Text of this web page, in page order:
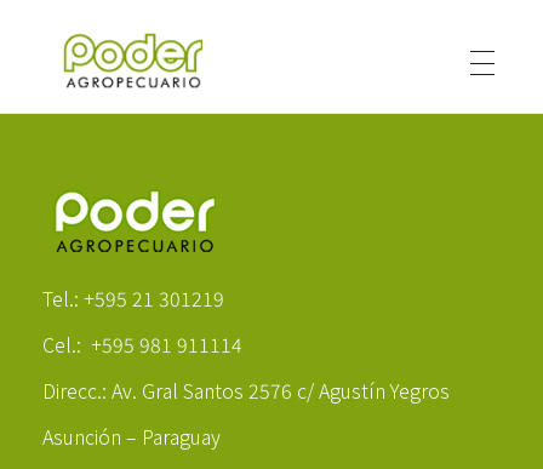
Tel.: +595 21 301219
Cel.: +595 981 911114
Direcc.: Av. Gral Santos 2576 c/ Agustín Yegros
Asunción – Paraguay